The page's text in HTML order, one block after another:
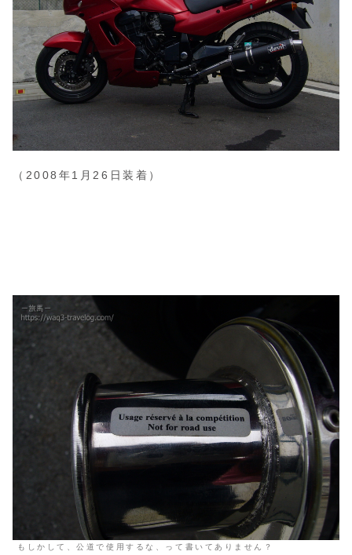
（2008年1月26日装着）
もしかして、公道で使用するな、って書いてありません？